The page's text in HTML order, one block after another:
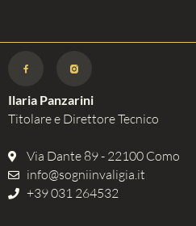
Ilaria Panzarini
Titolare e Direttore Tecnico
Via Dante 89 - 22100 Como
info@sogniinvaligia.it
+39 031 264532